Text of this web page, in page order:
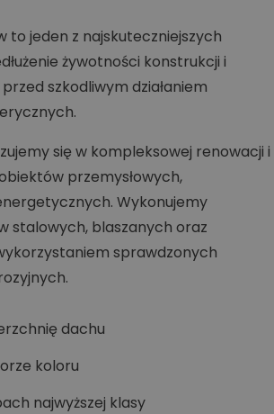
to jeden z najskuteczniejszych
żywotności konstrukcji i
szkodliwym działaniem
się w kompleksowej renowacji i
przemysłowych,
Wykonujemy
stalowych, blaszanych oraz
sprawdzonych
dachu
koloru
najwyższej klasy